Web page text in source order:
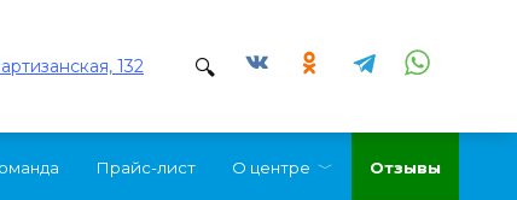
132
Прайс-лист О центре Отзывы